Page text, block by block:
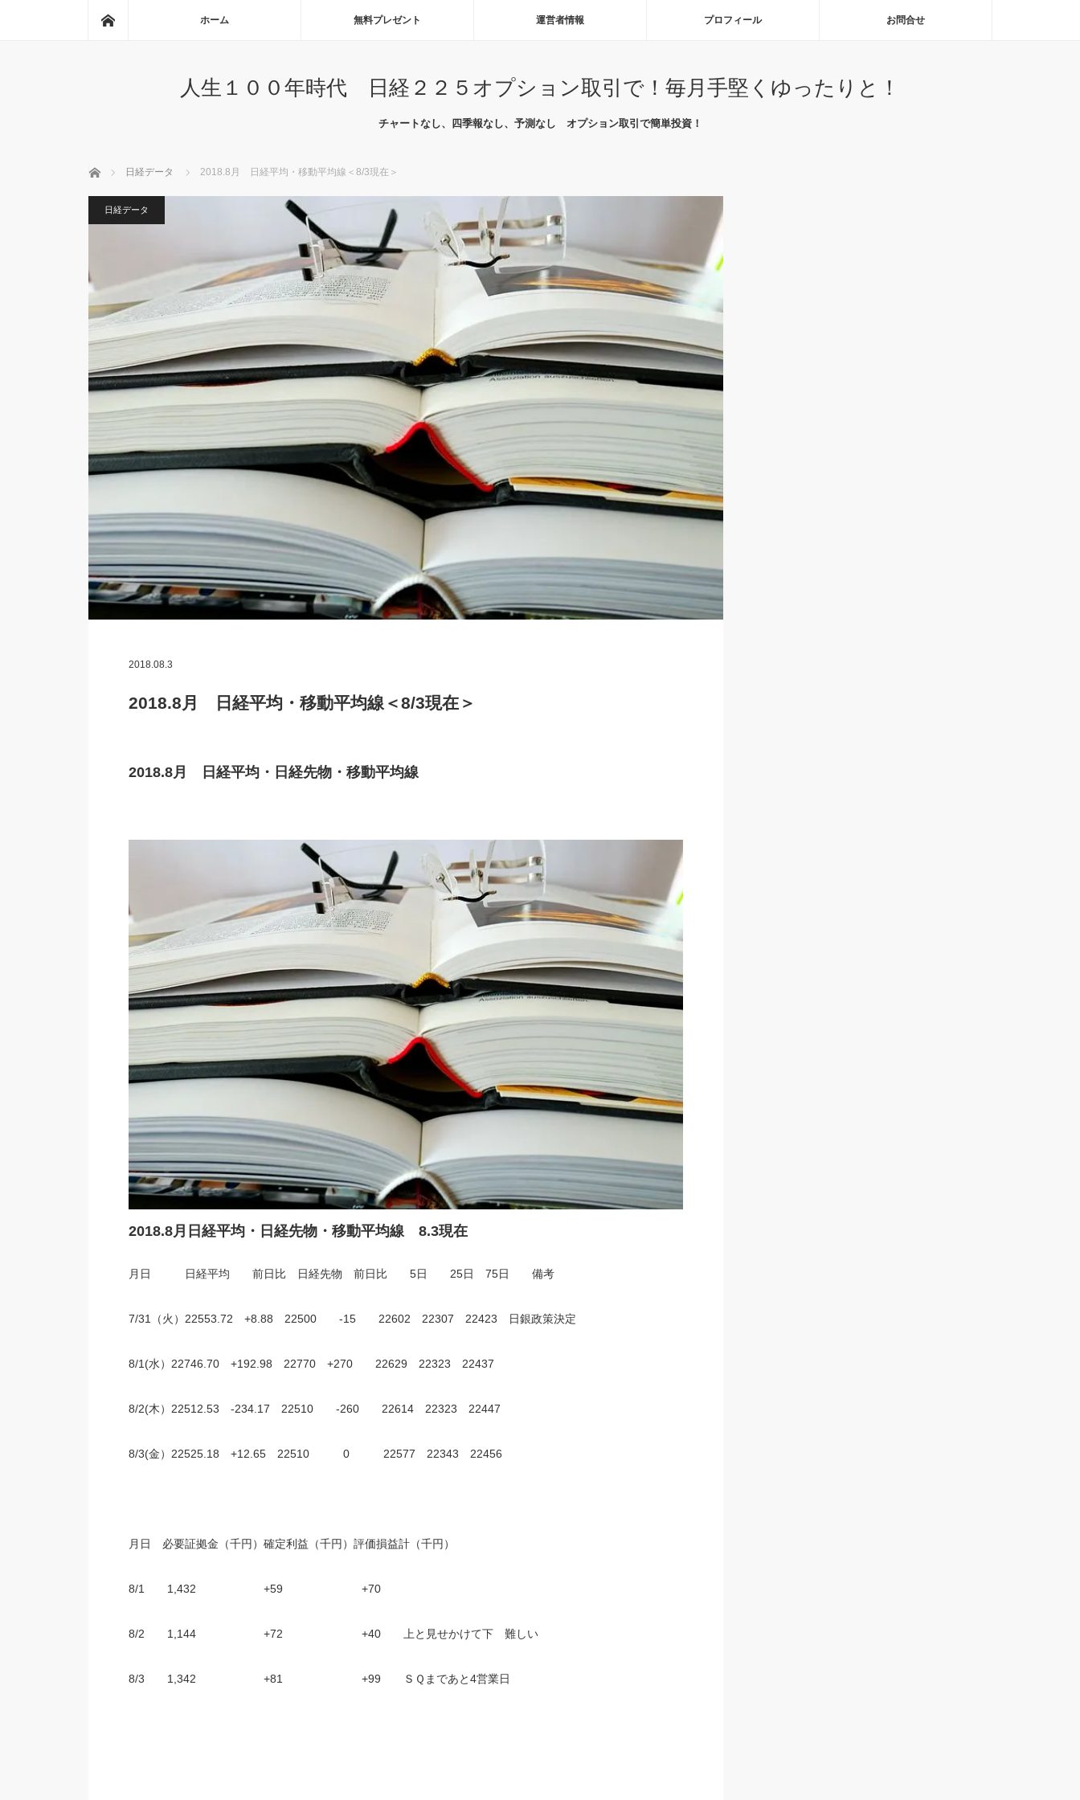
ホーム 無料プレゼント 運営者情報 プロフィール お問合せ
人生１００年時代 日経２２５オプション取引で！毎月手堅くゆったりと！
チャートなし、四季報なし、予測なし オプション取引で簡単投資！
ホーム 日経データ 2018.8月 日経平均・移動平均線＜8/3現在＞
日経データ
2018.08.3
2018.8月 日経平均・移動平均線＜8/3現在＞
2018.8月 日経平均・日経先物・移動平均線
2018.8月日経平均・日経先物・移動平均線 8.3現在
月日 日経平均 前日比 日経先物 前日比 5日 25日 75日 備考
7/31（火）22553.72 +8.88 22500 -15 22602 22307 22423 日銀政策決定
8/1(水）22746.70 +192.98 22770 +270 22629 22323 22437
8/2(木）22512.53 -234.17 22510 -260 22614 22323 22447
8/3(金）22525.18 +12.65 22510 0 22577 22343 22456
月日 必要証拠金（千円）確定利益（千円）評価損益計（千円）
8/1 1,432 +59 +70
8/2 1,144 +72 +40 上と見せかけて下 難しい
8/3 1,342 +81 +99 ＳＱまであと4営業日